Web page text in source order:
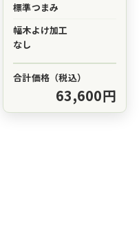
標準つまみ
幅木よけ加工
なし
合計価格（税込）
63,600円